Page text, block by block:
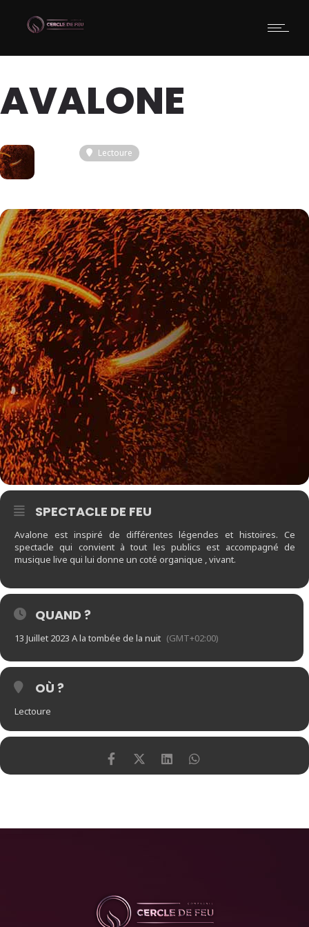
AVALONE
Lectoure
SPECTACLE DE FEU
Avalone est inspiré de différentes légendes et histoires. Ce
spectacle qui convient à tout les publics est accompagné de
musique live qui lui donne un coté organique , vivant.
QUAND ?
13 Juillet 2023 A la tombée de la nuit (GMT+02:00)
OÙ ?
Lectoure